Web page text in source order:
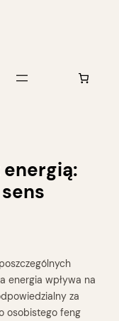
energią:
energia wpływa na
za
osobistego feng